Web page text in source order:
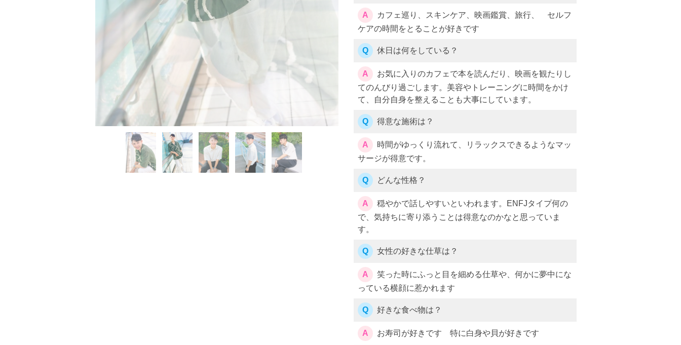
A
カフェ巡り、スキンケア、映画鑑賞、旅行、 セルフ
ケアの時間をとることが好きです
Q 休日は何をしている？
A
お気に入りのカフェで本を読んだり、映画を観たりし
てのんびり過ごします。美容やトレーニングに時間をかけ
て、自分自身を整えることも大事にしています。
Q 得意な施術は？
A
時間がゆっくり流れて、リラックスできるようなマッ
サージが得意です。
Q どんな性格？
A
穏やかで話しやすいといわれます。ENFJタイプ何の
で、気持ちに寄り添うことは得意なのかなと思っていま
す。
Q 女性の好きな仕草は？
A
笑った時にふっと目を細める仕草や、何かに夢中にな
っている横顔に惹かれます
Q 好きな食べ物は？
A お寿司が好きです 特に白身や貝が好きです